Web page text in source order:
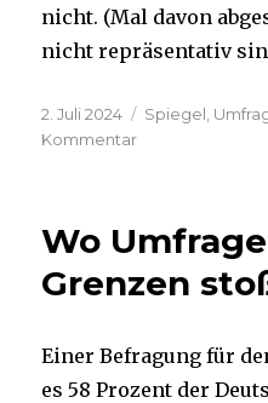
nicht. (Mal davon
nicht repräsentativ
Veröffentlicht
am
2. Juli 2024 Kategorien
Spiegel
Kommentarzu
Meinung
interessiert,
sondern
über
andere
Wo
Grenzen
Einer Befragung für
es 58 Prozent der